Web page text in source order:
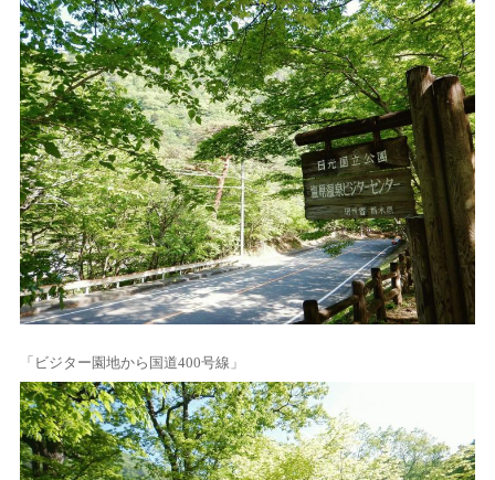
「ビジター園地から国道400号線」